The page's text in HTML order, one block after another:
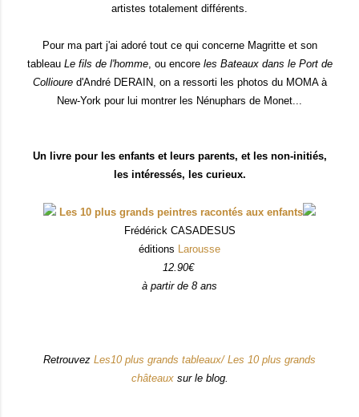
artistes totalement différents.
Pour ma part j'ai adoré tout ce qui concerne Magritte et son
tableau Le fils de l'homme, ou encore les Bateaux dans le Port de
Collioured'André DERAIN, on a ressorti les photos du MOMA à
New-York pour lui montrer les Nénuphars de Monet...
Un livre pour les enfants et leurs parents, et les non-initiés,
les intéressés, les curieux.
Les 10 plus grands peintres racontés aux enfants
Frédérick CASADESUS
éditions
Larousse
12.90€
à partir de 8 ans
Retrouvez Les10 plus grands tableaux/ Les 10 plus grands
châteauxsur le blog.